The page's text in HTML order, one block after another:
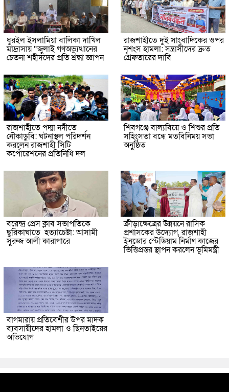
ধুরইল ইসলামিয়া বালিকা দাখিল
মাদ্রাসায় “জুলাই গণঅভ্যুত্থানের
চেতনা শহীদদের প্রতি শ্রদ্ধা জ্ঞাপন
রাজশাহীতে দুই সাংবাদিকের ওপর
নৃশংস হামলা: সন্ত্রাসীদের দ্রুত
গ্রেফতারের দাবি
রাজশাহীতে পদ্মা নদীতে
নৌকাডুবি: ঘটনাস্থল পরিদর্শন
করলেন রাজশাহী সিটি
কর্পোরেশনের প্রতিনিধি দল
শিবগঞ্জে বাল্যবিয়ে ও শিশুর প্রতি
সহিংসতা বন্ধে মতবিনিময় সভা
অনুষ্ঠিত
বরেন্দ্র প্রেস ক্লাব সভাপতিকে
ছুরিকাঘাতে হত্যাচেষ্টা: আসামী
সুরুজ আলী কারাগারে
ক্রীড়াক্ষেত্রের উন্নয়নে রাসিক
প্রশাসকের উদ্যোগ, রাজশাহী
ইনডোর স্টেডিয়াম নির্মাণ কাজের
ভিত্তিপ্রস্তর স্থাপন করলেন ভূমিমন্ত্রী
বাগমারায় প্রতিবেশীর উপর মাদক
ব্যবসায়ীদের হামলা ও ছিনতাইয়ের
অভিযোগ